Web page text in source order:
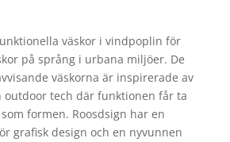
väskor i vindpoplin för
på språng i urbana miljöer. De
väskorna är inspirerade av
outdoor tech där funktionen får ta
formen. Roosdsign har en
grafisk design och en nyvunnen